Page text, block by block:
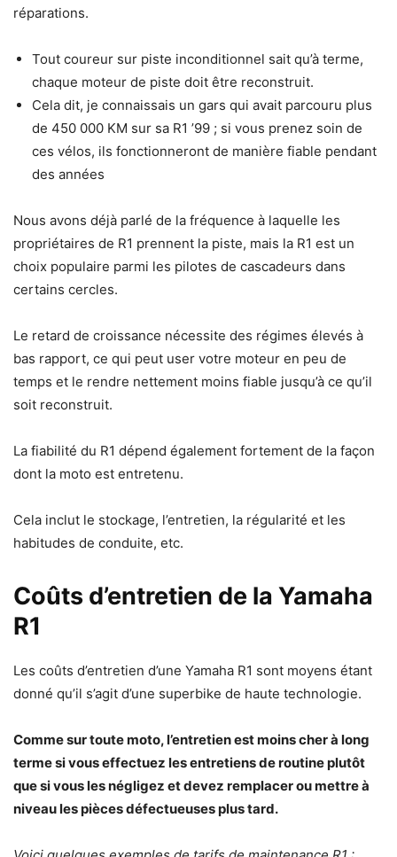
réparations.
Tout coureur sur piste inconditionnel sait qu’à terme,
chaque moteur de piste doit être reconstruit.
Cela dit, je connaissais un gars qui avait parcouru plus
de 450 000 KM sur sa R1 ’99 ; si vous prenez soin de
ces vélos, ils fonctionneront de manière fiable pendant
des années
Nous avons déjà parlé de la fréquence à laquelle les
propriétaires de R1 prennent la piste, mais la R1 est un
choix populaire parmi les pilotes de cascadeurs dans
certains cercles.
Le retard de croissance nécessite des régimes élevés à
bas rapport, ce qui peut user votre moteur en peu de
temps et le rendre nettement moins fiable jusqu’à ce qu’il
soit reconstruit.
La fiabilité du R1 dépend également fortement de la façon
dont la moto est entretenu.
Cela inclut le stockage, l’entretien, la régularité et les
habitudes de conduite, etc.
Coûts d’entretien de la Yamaha
R1
Les coûts d’entretien d’une Yamaha R1 sont moyens étant
donné qu’il s’agit d’une superbike de haute technologie.
Comme sur toute moto, l’entretien est moins cher à long
terme si vous effectuez les entretiens de routine plutôt
que si vous les négligez et devez remplacer ou mettre à
niveau les pièces défectueuses plus tard.